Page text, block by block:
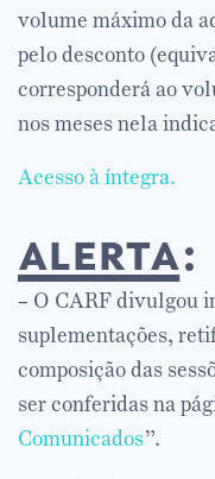
volume máximo da
pelo desconto
corresponderá ao
nos meses nela
Acesso à íntegra.
alerta:
– O CARF divulgou
suplementações,
composição das
ser conferidas na
Comunicados”.